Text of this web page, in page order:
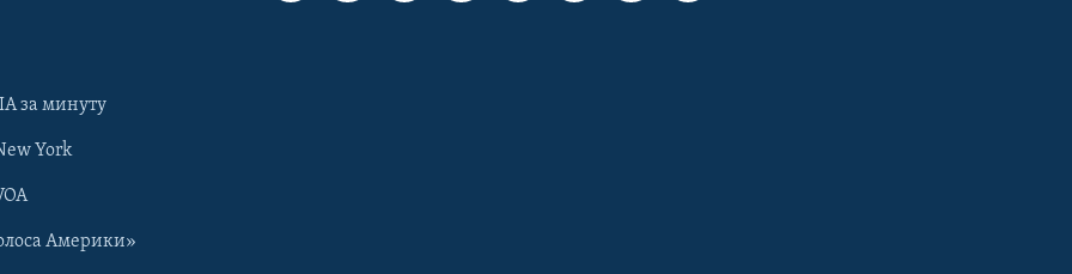
за минуту
York
Америки»